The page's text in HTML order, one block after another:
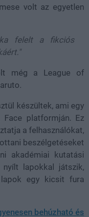
volt az egyetlen
felelt a fikciós
még a League of
készültek, ami egy
Face platformján. Ez
a felhasználókat,
beszélgetéseket
akadémiai kutatási
lapokkal játszik,
egy kicsit fura
behúzható és